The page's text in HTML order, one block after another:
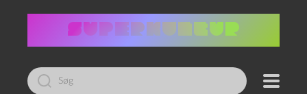
Led
efter: